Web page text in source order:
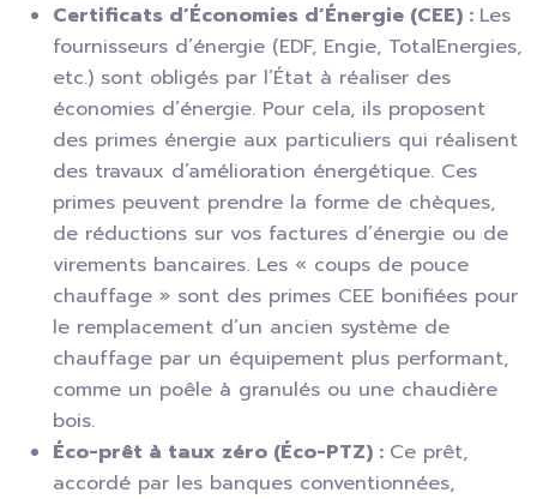
Certificats d’Économies d’Énergie (CEE) : Les
fournisseurs d’énergie (EDF, Engie, TotalEnergies,
etc.) sont obligés par l’État à réaliser des
économies d’énergie. Pour cela, ils proposent
des primes énergie aux particuliers qui réalisent
des travaux d’amélioration énergétique. Ces
primes peuvent prendre la forme de chèques,
de réductions sur vos factures d’énergie ou de
virements bancaires. Les « coups de pouce
chauffage » sont des primes CEE bonifiées pour
le remplacement d’un ancien système de
chauffage par un équipement plus performant,
comme un poêle à granulés ou une chaudière
bois.
Éco-prêt à taux zéro (Éco-PTZ) : Ce prêt,
accordé par les banques conventionnées,